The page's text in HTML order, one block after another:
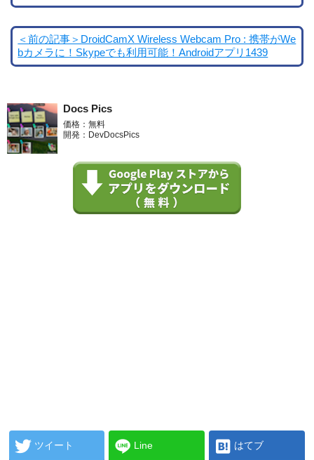
＜前の記事＞DroidCamX Wireless Webcam Pro : 携帯がWe
bカメラに！Skypeでも利用可能！Androidアプリ1439
Docs Pics
価格：無料
開発：DevDocsPics
ツイート Line はてブ